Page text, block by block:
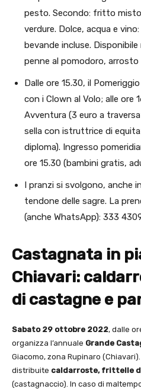
pesto. Secondo: fritto
verdure. Dolce, acqua e
bevande incluse.
penne al pomodoro,
Dalle ore 15.30, il
con i Clown al Volo; alle ore
Avventura (3 euro a
sella con istruttrice di
diploma). Ingresso
ore 15.30 (bambini gratis,
I pranzi si svolgono, anche
tendone delle sagre. La
(anche WhatsApp): 333
Castagnata in
Chiavari:
di castagne e
Sabato 29 ottobre 2022, dalle
organizza l’annuale Grande
Giacomo, zona Rupinaro
distribuite caldarroste, frittelle
(castagnaccio). In caso di